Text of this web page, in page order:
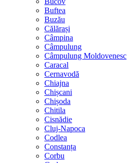
Buftea
Buzău
Călărași
Câmpina
Câmpulung
Câmpulung Moldovenesc
Caracal
Cernavodă
Chiajna
Chișcani
Chișoda
Chitila
Cisnădie
Cluj-Napoca
Codlea
Constanța
Corbu